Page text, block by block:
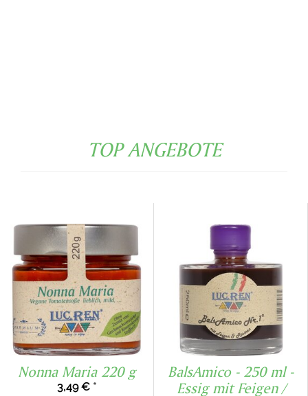
TOP ANGEBOTE
Nonna Maria 220 g
3,49 € *
BalsAmico - 250 ml -
Essig mit Feigen /